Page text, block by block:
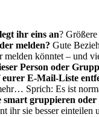
ihr eins an?
melden? Gute
könntet – und
Person oder
E-Mail-Liste
Sprich: Es ist
gruppieren oder
ihr sie besser einteilen